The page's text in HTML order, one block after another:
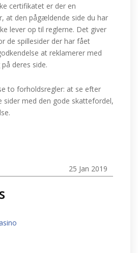
certifikatet er der en
at den pågældende side du har
lever op til reglerne. Det giver
de spillesider der har fået
at reklamerer med
deres side.
to forholdsregler: at se efter
sider med den gode skattefordel,
25 Jan 2019